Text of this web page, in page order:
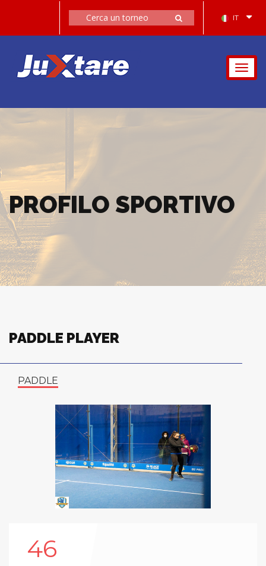
IT
PROFILO SPORTIVO
PADDLE PLAYER
PADDLE
46